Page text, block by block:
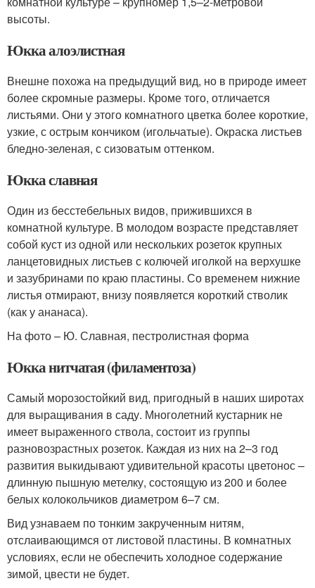
высоты.
Юкка алоэлистная
Внешне похожа на предыдущий вид, но в природе имеет
более скромные размеры. Кроме того, отличается
листьями. Они у этого комнатного цветка более короткие,
узкие, с острым кончиком (игольчатые). Окраска листьев
бледно-зеленая, с сизоватым оттенком.
Юкка славная
Один из бесстебельных видов, прижившихся в
комнатной культуре. В молодом возрасте представляет
собой куст из одной или нескольких розеток крупных
ланцетовидных листьев с колючей иголкой на верхушке
и зазубринами по краю пластины. Со временем нижние
листья отмирают, внизу появляется короткий стволик
(как у ананаса).
На фото – Ю. Славная, пестролистная форма
Юкка нитчатая (филаментоза)
Самый морозостойкий вид, пригодный в наших широтах
для выращивания в саду. Многолетний кустарник не
имеет выраженного ствола, состоит из группы
разновозрастных розеток. Каждая из них на 2–3 год
развития выкидывают удивительной красоты цветонос –
длинную пышную метелку, состоящую из 200 и более
белых колокольчиков диаметром 6–7 см.
Вид узнаваем по тонким закрученным нитям,
отслаивающимся от листовой пластины. В комнатных
условиях, если не обеспечить холодное содержание
зимой, цвести не будет.